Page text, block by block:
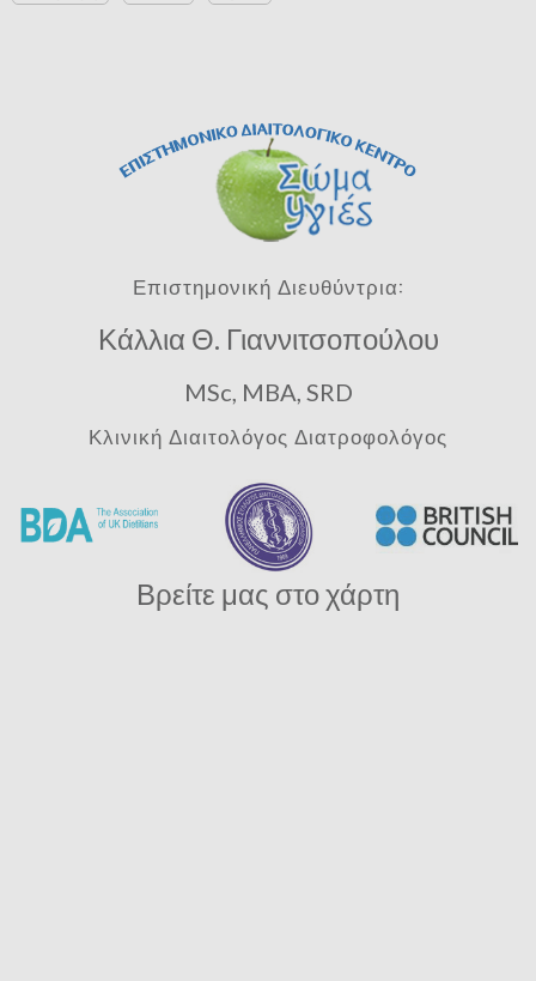
Επιστημονική Διευθύντρια:
Κάλλια Θ. Γιαννιτσοπούλου
MSc, MBA, SRD
Κλινική Διαιτολόγος Διατροφολόγος
Βρείτε μας στο χάρτη